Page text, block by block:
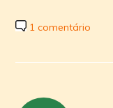
1 comentário